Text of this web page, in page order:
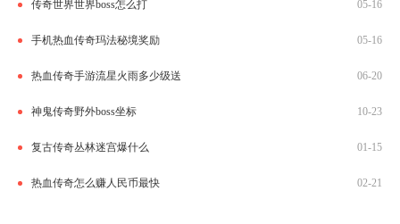
传奇世界世界boss怎么打 05-16
手机热血传奇玛法秘境奖励 05-16
热血传奇手游流星火雨多少级送 06-20
神鬼传奇野外boss坐标 10-23
复古传奇丛林迷宫爆什么 01-15
热血传奇怎么赚人民币最快 02-21